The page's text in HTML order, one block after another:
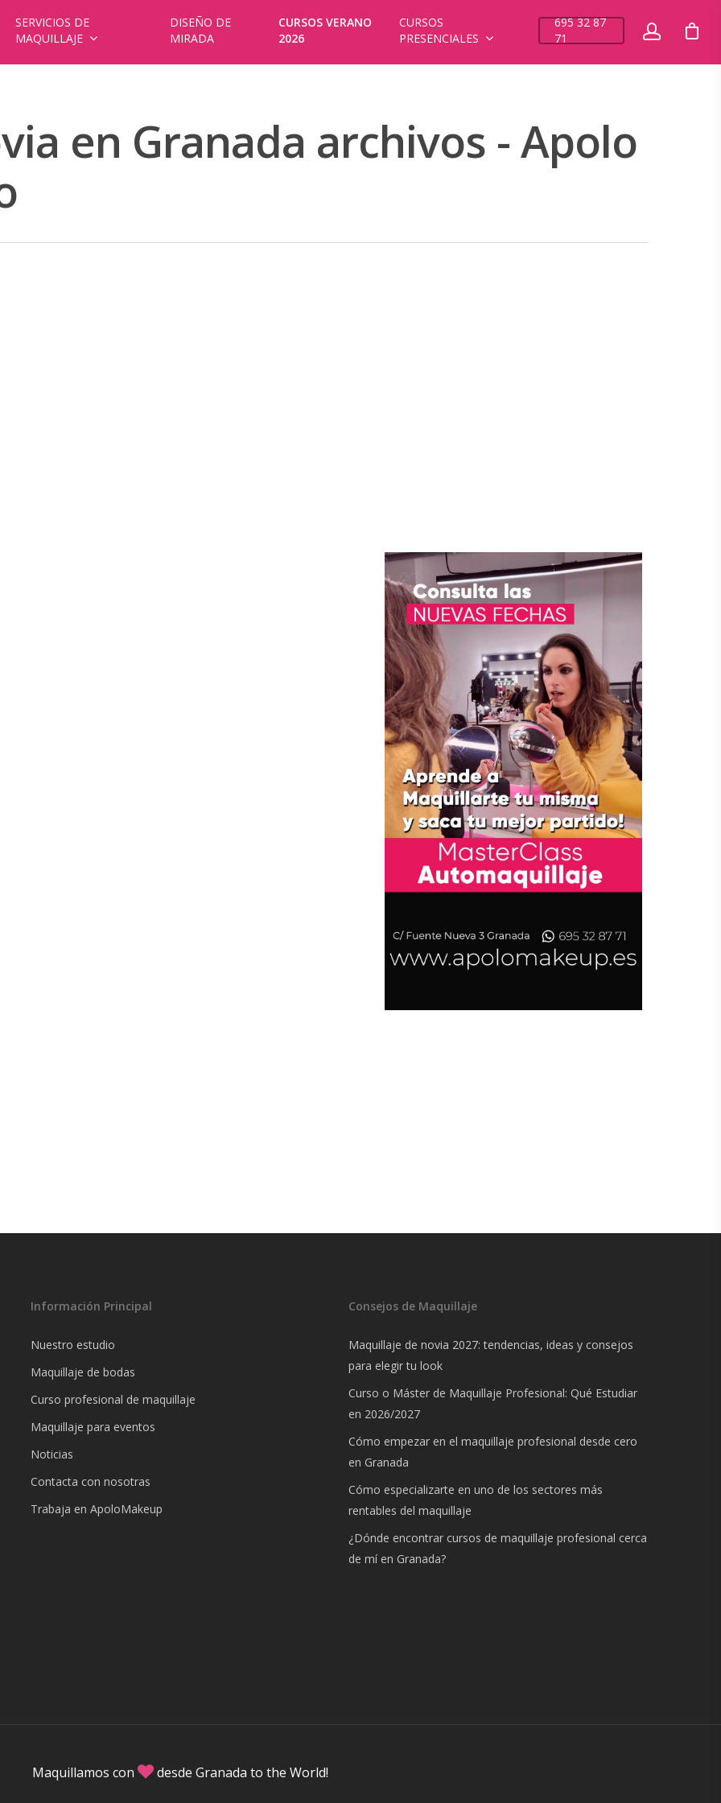
SERVICIOS DE
MAQUILLAJE
DISEÑO DE
MIRADA
CURSOS VERANO
2026
CURSOS
PRESENCIALES
695 32 87
71
en Granada archivos - Apolo
Información Principal
Nuestro estudio
Maquillaje de bodas
Curso profesional de maquillaje
Maquillaje para eventos
Noticias
Contacta con nosotras
Trabaja en ApoloMakeup
Consejos de Maquillaje
Maquillaje de novia 2027: tendencias, ideas y consejos
para elegir tu look
Curso o Máster de Maquillaje Profesional: Qué Estudiar
en 2026/2027
Cómo empezar en el maquillaje profesional desde cero
en Granada
Cómo especializarte en uno de los sectores más
rentables del maquillaje
¿Dónde encontrar cursos de maquillaje profesional cerca
de mí en Granada?
Maquillamos con desde Granada to the World!